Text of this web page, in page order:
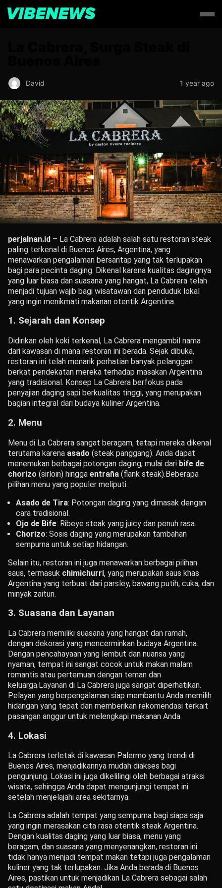
David 1 year ago
perjalnan.id – La Cabrera adalah salah satu restoran steak
paling terkenal di Buenos Aires, Argentina, yang
menawarkan pengalaman bersantap yang tak terlupakan
bagi para pecinta daging. Dikenal karena kualitas dagingnya
yang luar biasa dan suasana yang hangat, La Cabrera telah
menjadi tujuan wajib bagi wisatawan dan penduduk lokal
yang ingin menikmati makanan otentik Argentina.
1. Sejarah dan Konsep
Didirikan oleh koki terkenal, La Cabrera mengambil nama
dari kawasan di mana restoran ini berada. Sejak dibuka,
restoran ini telah menarik perhatian banyak pelanggan
berkat pendekatan mereka terhadap masakan Argentina
yang tradisional. Konsep La Cabrera berfokus pada
penyajian daging sapi berkualitas tinggi, yang merupakan
bagian integral dari budaya kuliner Argentina.
2. Menu
Menu di La Cabrera sangat beragam, tetapi mereka dikenal
terutama karena asado (steak panggang). Anda dapat
menemukan berbagai potongan daging, mulai dari bife de
chorizo (sirloin) hingga entraña (flank steak).Beberapa
pilihan menu yang populer meliputi:
Asado de Tira: Potongan daging yang dimasak dengan
cara tradisional.
Ojo de Bife: Ribeye steak yang juicy dan penuh rasa.
Chorizo: Sosis daging yang merupakan tambahan
sempurna untuk setiap hidangan.
Selain itu, restoran ini juga menawarkan berbagai pilihan
saus, termasuk chimichurri, yang merupakan saus khas
Argentina yang terbuat dari parsley, bawang putih, cuka, dan
minyak zaitun.
3. Suasana dan Layanan
La Cabrera memiliki suasana yang hangat dan ramah,
dengan dekorasi yang mencerminkan budaya Argentina.
Dengan pencahayaan yang lembut dan nuansa yang
nyaman, tempat ini sangat cocok untuk makan malam
romantis atau pertemuan dengan teman dan
keluarga.Layanan di La Cabrera juga sangat diperhatikan.
Pelayan yang berpengalaman siap membantu Anda memilih
hidangan yang tepat dan memberikan rekomendasi terkait
pasangan anggur untuk melengkapi makanan Anda.
4. Lokasi
La Cabrera terletak di kawasan Palermo yang trendi di
Buenos Aires, menjadikannya mudah diakses bagi
pengunjung. Lokasi ini juga dikelilingi oleh berbagai atraksi
wisata, sehingga Anda dapat mengunjungi tempat ini
setelah menjelajahi area sekitarnya.
La Cabrera adalah tempat yang sempurna bagi siapa saja
yang ingin merasakan cita rasa otentik steak Argentina.
Dengan kualitas daging yang luar biasa, menu yang
beragam, dan suasana yang menyenangkan, restoran ini
tidak hanya menjadi tempat makan tetapi juga pengalaman
kuliner yang tak terlupakan. Jika Anda berada di Buenos
Aires, pastikan untuk menjadikan La Cabrera sebagai salah